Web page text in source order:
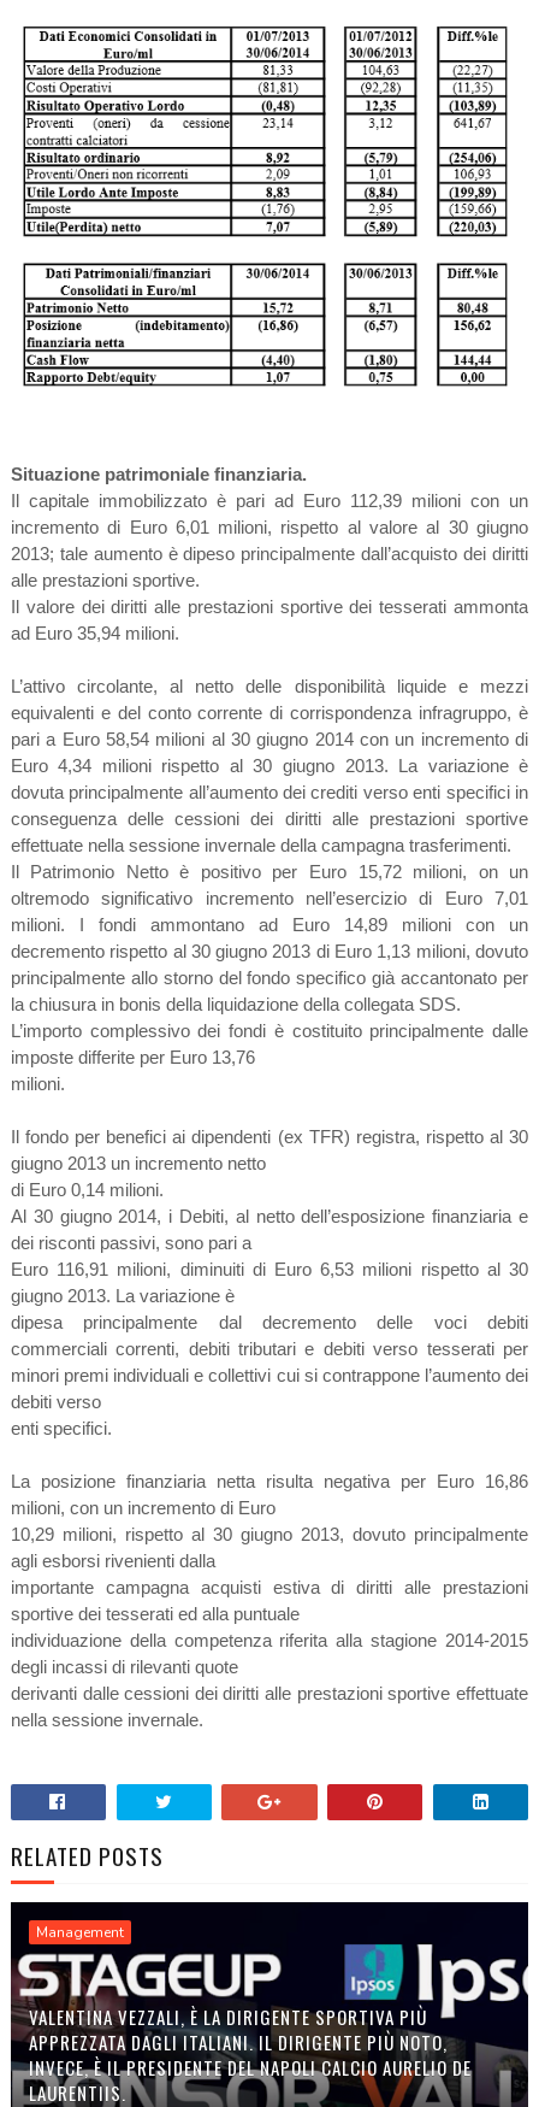
Situazione patrimoniale finanziaria.
Il capitale immobilizzato è pari ad Euro 112,39 milioni con un
incremento di Euro 6,01 milioni, rispetto al valore al 30 giugno
2013; tale aumento è dipeso principalmente dall’acquisto dei diritti
alle prestazioni sportive.
Il valore dei diritti alle prestazioni sportive dei tesserati ammonta
ad Euro 35,94 milioni.
L’attivo circolante, al netto delle disponibilità liquide e mezzi
equivalenti e del conto corrente di corrispondenza infragruppo, è
pari a Euro 58,54 milioni al 30 giugno 2014 con un incremento di
Euro 4,34 milioni rispetto al 30 giugno 2013. La variazione è
dovuta principalmente all’aumento dei crediti verso enti specifici in
conseguenza delle cessioni dei diritti alle prestazioni sportive
effettuate nella sessione invernale della campagna trasferimenti.
Il Patrimonio Netto è positivo per Euro 15,72 milioni, on un
oltremodo significativo incremento nell’esercizio di Euro 7,01
milioni. I fondi ammontano ad Euro 14,89 milioni con un
decremento rispetto al 30 giugno 2013 di Euro 1,13 milioni, dovuto
principalmente allo storno del fondo specifico già accantonato per
la chiusura in bonis della liquidazione della collegata SDS.
L’importo complessivo dei fondi è costituito principalmente dalle
imposte differite per Euro 13,76
milioni.
Il fondo per benefici ai dipendenti (ex TFR) registra, rispetto al 30
giugno 2013 un incremento netto
di Euro 0,14 milioni.
Al 30 giugno 2014, i Debiti, al netto dell’esposizione finanziaria e
dei risconti passivi, sono pari a
Euro 116,91 milioni, diminuiti di Euro 6,53 milioni rispetto al 30
giugno 2013. La variazione è
dipesa principalmente dal decremento delle voci debiti
commerciali correnti, debiti tributari e debiti verso tesserati per
minori premi individuali e collettivi cui si contrappone l’aumento dei
debiti verso
enti specifici.
La posizione finanziaria netta risulta negativa per Euro 16,86
milioni, con un incremento di Euro
10,29 milioni, rispetto al 30 giugno 2013, dovuto principalmente
agli esborsi rivenienti dalla
importante campagna acquisti estiva di diritti alle prestazioni
sportive dei tesserati ed alla puntuale
individuazione della competenza riferita alla stagione 2014-2015
degli incassi di rilevanti quote
derivanti dalle cessioni dei diritti alle prestazioni sportive effettuate
nella sessione invernale.
RELATED POSTS
Management
VALENTINA VEZZALI, È LA DIRIGENTE SPORTIVA PIÙ
APPREZZATA DAGLI ITALIANI. IL DIRIGENTE PIÙ NOTO,
INVECE, È IL PRESIDENTE DEL NAPOLI CALCIO AURELIO DE
LAURENTIIS.